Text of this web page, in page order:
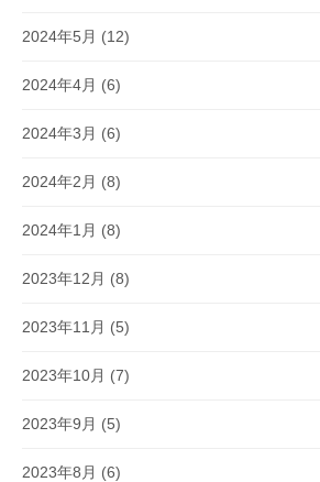
2024年5月 (12)
2024年4月 (6)
2024年3月 (6)
2024年2月 (8)
2024年1月 (8)
2023年12月 (8)
2023年11月 (5)
2023年10月 (7)
2023年9月 (5)
2023年8月 (6)